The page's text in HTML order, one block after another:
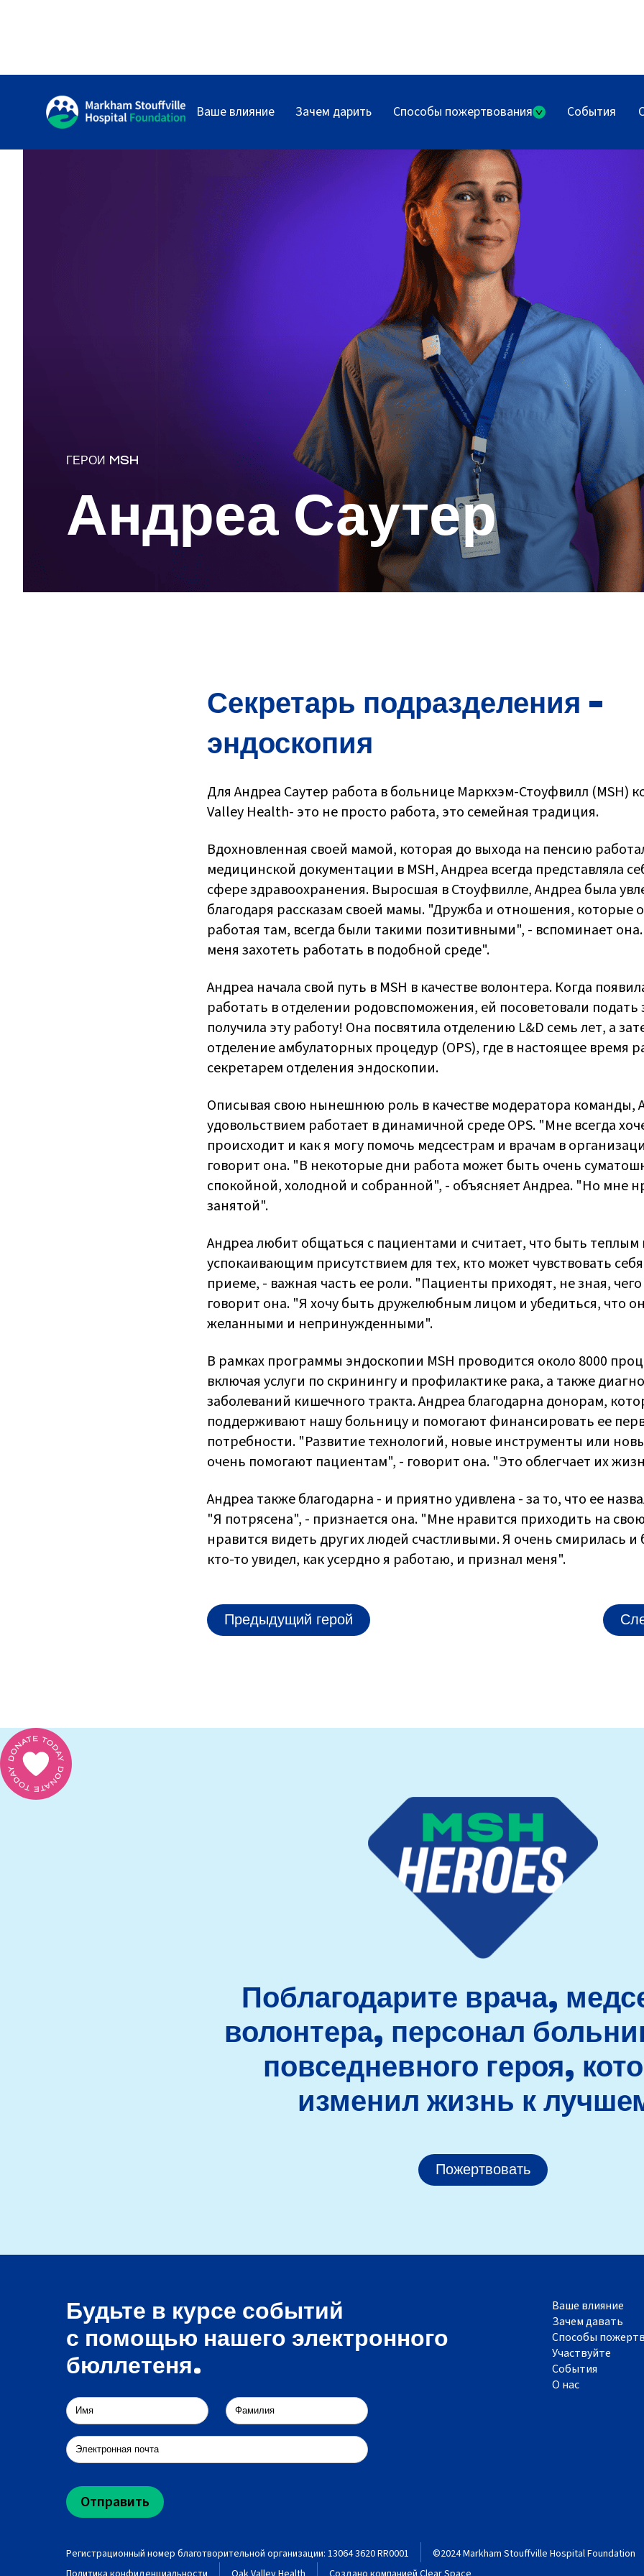
Ваше влияние Зачем дарить Способы пожертвования События
ГЕРОИ MSH
Андреа Саутер
Секретарь подразделения -
эндоскопия
Для Андреа Саутер работа в больнице Маркхэм-Стоуфвилл (MSH)
Valley Health- это не просто работа, это семейная традиция.
Вдохновленная своей мамой, которая до выхода на пенсию
медицинской документации в MSH, Андреа всегда представляла
сфере здравоохранения. Выросшая в Стоуфвилле, Андреа была
благодаря рассказам своей мамы. "Дружба и отношения, которые
работая там, всегда были такими позитивными", - вспоминает
меня захотеть работать в подобной среде".
Андреа начала свой путь в MSH в качестве волонтера. Когда
работать в отделении родовспоможения, ей посоветовали подать
получила эту работу! Она посвятила отделению L&D семь лет, а
отделение амбулаторных процедур (OPS), где в настоящее время
секретарем отделения эндоскопии.
Описывая свою нынешнюю роль в качестве модератора команды,
удовольствием работает в динамичной среде OPS. "Мне всегда
происходит и как я могу помочь медсестрам и врачам в
говорит она. "В некоторые дни работа может быть очень
спокойной, холодной и собранной", - объясняет Андреа. "Но мне
занятой".
Андреа любит общаться с пациентами и считает, что быть теплым
успокаивающим присутствием для тех, кто может чувствовать
приеме, - важная часть ее роли. "Пациенты приходят, не зная,
говорит она. "Я хочу быть дружелюбным лицом и убедиться, что
желанными и непринужденными".
В рамках программы эндоскопии MSH проводится около 8000
включая услуги по скринингу и профилактике рака, а также
заболеваний кишечного тракта. Андреа благодарна донорам,
поддерживают нашу больницу и помогают финансировать ее
потребности. "Развитие технологий, новые инструменты или
очень помогают пациентам", - говорит она. "Это облегчает их
Андреа также благодарна - и приятно удивлена - за то, что ее
"Я потрясена", - признается она. "Мне нравится приходить на
нравится видеть других людей счастливыми. Я очень смирилась и
кто-то увидел, как усердно я работаю, и признал меня".
Предыдущий герой
Поблагодарите врача,
волонтера, персонал
повседневного героя,
изменил жизнь к
Пожертвовать
Будьте в курсе событий
с помощью нашего электронного
бюллетеня.
Ваше влияние
Зачем давать
Способы
Участвуйте
События
О нас
Регистрационный номер благотворительной организации: 13064 3620 RR0001 ©2024 Markham Stouffville Hospital Foundation